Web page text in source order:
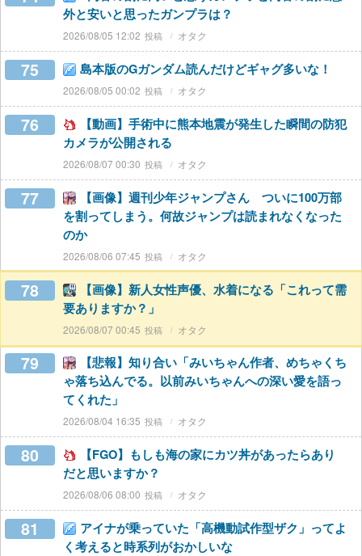
外と安いと思ったガンプラは？
2026/08/05 12:02 オタク
75 島本版のGガンダム読んだけどギャグ多いな！
2026/08/05 00:02 オタク
76
【動画】手術中に熊本地震が発生した瞬間の防犯
カメラが公開される
2026/08/07 00:30 オタク
77
【画像】週刊少年ジャンプさん ついに100万部
を割ってしまう。何故ジャンプは読まれなくなった
のか
2026/08/06 07:45 オタク
78
【画像】新人女性声優、水着になる「これって需
要ありますか？」
2026/08/07 00:45 オタク
79
【悲報】知り合い「みいちゃん作者、めちゃくち
ゃ落ち込んでる。以前みいちゃんへの深い愛を語っ
てくれた」
2026/08/04 16:35 オタク
80
【FGO】もしも海の家にカツ丼があったらあり
だと思いますか？
2026/08/06 08:00 オタク
81
アイナが乗っていた「高機動試作型ザク」ってよ
く考えると時系列がおかしいな